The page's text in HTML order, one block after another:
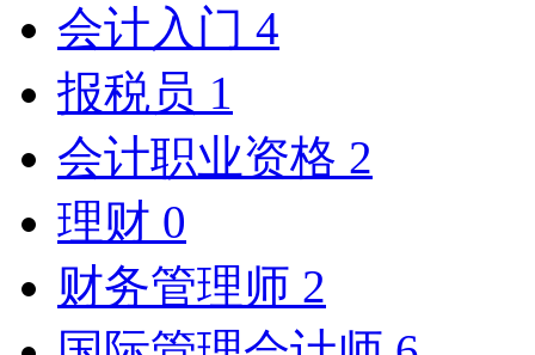
会计入门 4
报税员 1
会计职业资格 2
理财 0
财务管理师 2